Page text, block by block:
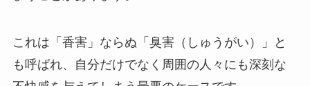
これは「香害」ならぬ「臭害（しゅうがい）」と
も呼ばれ、自分だけでなく周囲の人々にも深刻な